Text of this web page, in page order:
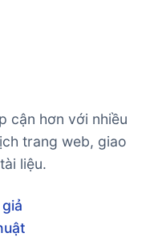
cận hơn với nhiều
trang web, giao
liệu.